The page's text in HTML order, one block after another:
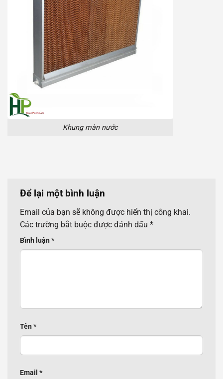
Khung màn nước
Để lại một bình luận
Email của bạn sẽ không được hiển thị công khai.
Các trường bắt buộc được đánh dấu *
Bình luận *
Tên *
Email *